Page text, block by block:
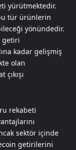
yürütmektedir.
tür ürünlerin
yönündedir.
getiri
kadar gelişmiş
olan
rekabeti
sektör içinde
getirilerini